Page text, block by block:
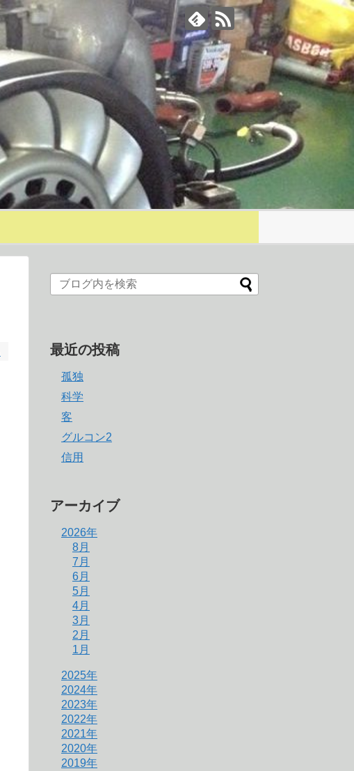
最近の投稿
孤独
科学
客
グルコン2
信用
アーカイブ
2026年
8月
7月
6月
5月
4月
3月
2月
1月
2025年
2024年
2023年
2022年
2021年
2020年
2019年